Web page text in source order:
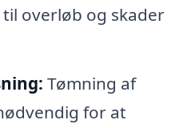
overløb og skader
Tømning af
for at